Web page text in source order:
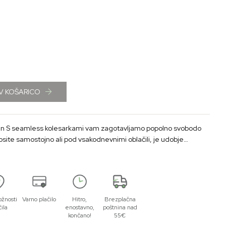
KOŠARICO
samostojno ali pod vsakodnevnimi oblačili, je udobje
Varno plačilo
Hitro,
enostavno,
končano!
Brezplačna
poštnina nad
55€